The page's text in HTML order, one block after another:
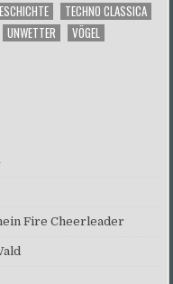
TECHNO CLASSICA
UNWETTER
VÖGEL
Fire Cheerleader